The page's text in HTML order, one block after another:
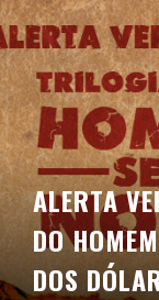
ALERTA
DO
DOS